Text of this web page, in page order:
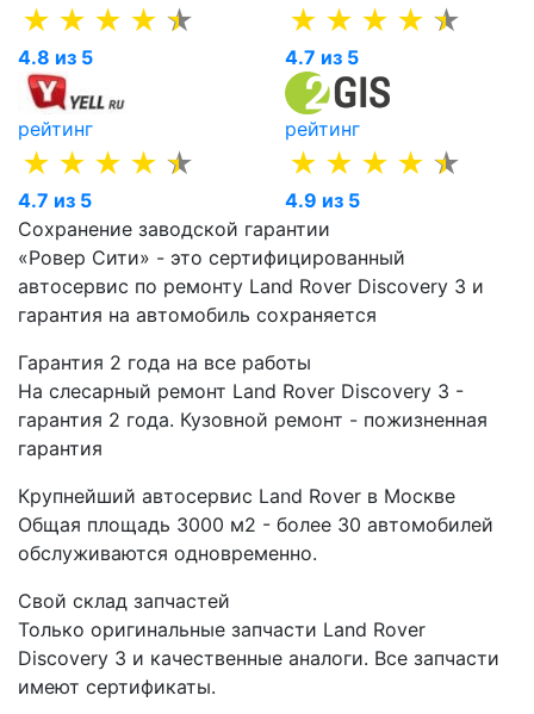
4.8 из 5 4.7 из 5
рейтинг
4.7 из 5
рейтинг
4.9 из 5
Сохранение заводской гарантии
«Ровер Сити» - это сертифицированный
автосервис по ремонту Land Rover Discovery 3 и
гарантия на автомобиль сохраняется
Гарантия 2 года на все работы
На слесарный ремонт Land Rover Discovery 3 -
гарантия 2 года. Кузовной ремонт - пожизненная
гарантия
Крупнейший автосервис Land Rover в Москве
Общая площадь 3000 м2 - более 30 автомобилей
обслуживаются одновременно.
Свой склад запчастей
Только оригинальные запчасти Land Rover
Discovery 3 и качественные аналоги. Все запчасти
имеют сертификаты.